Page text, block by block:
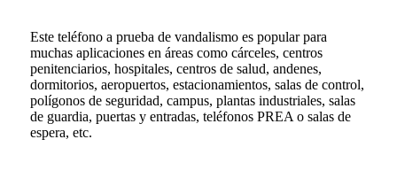
Este teléfono a prueba de vandalismo es popular para
muchas aplicaciones en áreas como cárceles, centros
penitenciarios, hospitales, centros de salud, andenes,
dormitorios, aeropuertos, estacionamientos, salas de control,
polígonos de seguridad, campus, plantas industriales, salas
de guardia, puertas y entradas, teléfonos PREA o salas de
espera, etc.